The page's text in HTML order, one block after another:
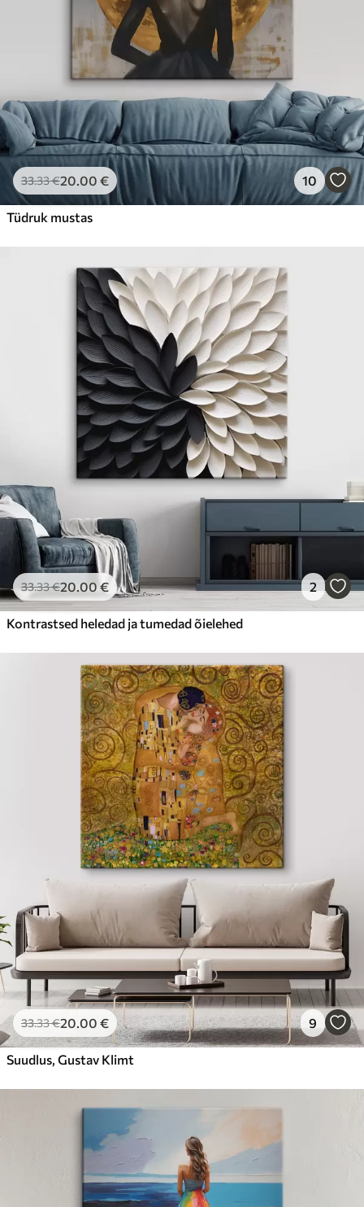
33.33€20.00 € 10
Tüdruk mustas
33.33€20.00 € 2
Kontrastsed heledad ja tumedad õielehed
33.33€20 .00 € 9
Suudlus, Gustav Klimt